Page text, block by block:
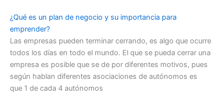
¿Qué es un plan de negocio y su importancia para
emprender?
Las empresas pueden terminar cerrando, es algo que ocurre
todos los días en todo el mundo. El que se pueda cerrar una
empresa es posible que se de por diferentes motivos, pues
según hablan diferentes asociaciones de autónomos es
que 1 de cada 4 autónomos